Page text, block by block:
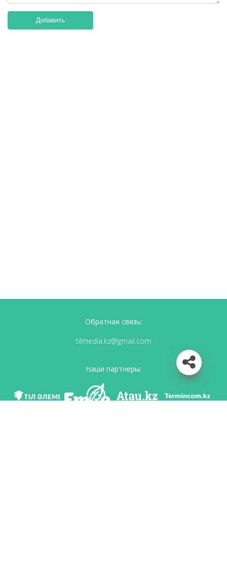
Добавить
Обратная связь:
tilmedia.kz@gmail.com
Наши партнеры: